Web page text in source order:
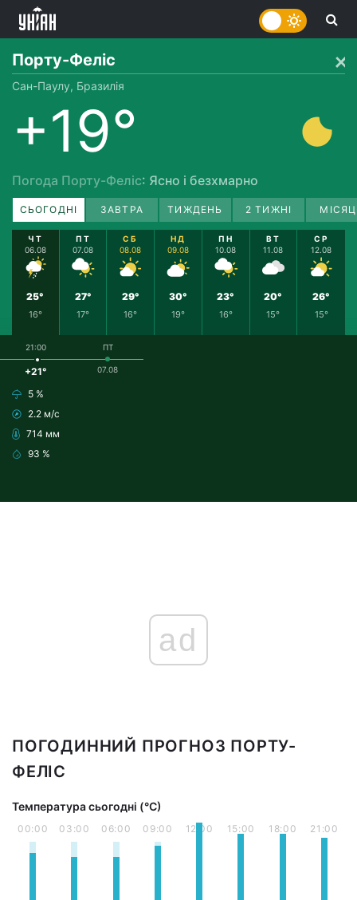
Порту-Феліс
Сан-Паулу, Бразилія
+19°
Погода Порту-Феліс: Ясно і безхмарно
СЬОГОДНІ ЗАВТРА ТИЖДЕНЬ 2 ТИЖНІ
ЧТ
06.08
25°
16°
ПТ
07.08
27°
17°
СБ
08.08
29°
16°
НД
09.08
30°
19°
ПН
10.08
23°
16°
ВТ
11.08
20°
15°
СР
12.08
26°
15°
21:00
+21°
5 %
2.2 м/с
714 мм
93 %
ПТ
07.08
ad
ПОГОДИННИЙ ПРОГНОЗ ПОРТУ-
ФЕЛІС
Температура сьогодні (°С)
00:00 03:00 06:00 09:00 12:00 15:00 18:00 21:00